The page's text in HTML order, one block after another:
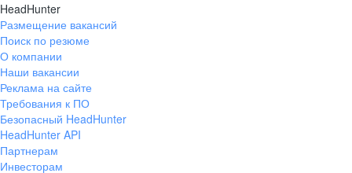
HeadHunter
Размещение вакансий
Поиск по резюме
О компании
Наши вакансии
Реклама на сайте
Требования к ПО
Безопасный HeadHunter
HeadHunter API
Партнерам
Инвесторам